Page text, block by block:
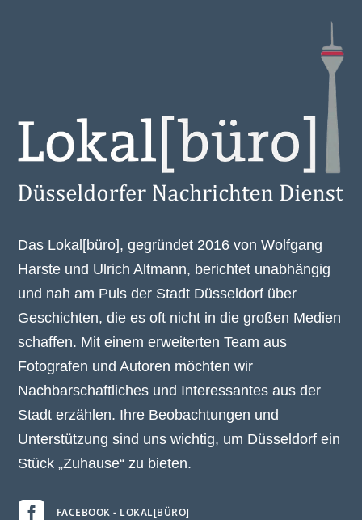
Das Lokal[büro], gegründet 2016 von Wolfgang
Harste und Ulrich Altmann, berichtet unabhängig
und nah am Puls der Stadt Düsseldorf über
Geschichten, die es oft nicht in die großen Medien
schaffen. Mit einem erweiterten Team aus
Fotografen und Autoren möchten wir
Nachbarschaftliches und Interessantes aus der
Stadt erzählen. Ihre Beobachtungen und
Unterstützung sind uns wichtig, um Düsseldorf ein
Stück „Zuhause“ zu bieten.
 FACEBOOK - LOKAL[BÜRO]